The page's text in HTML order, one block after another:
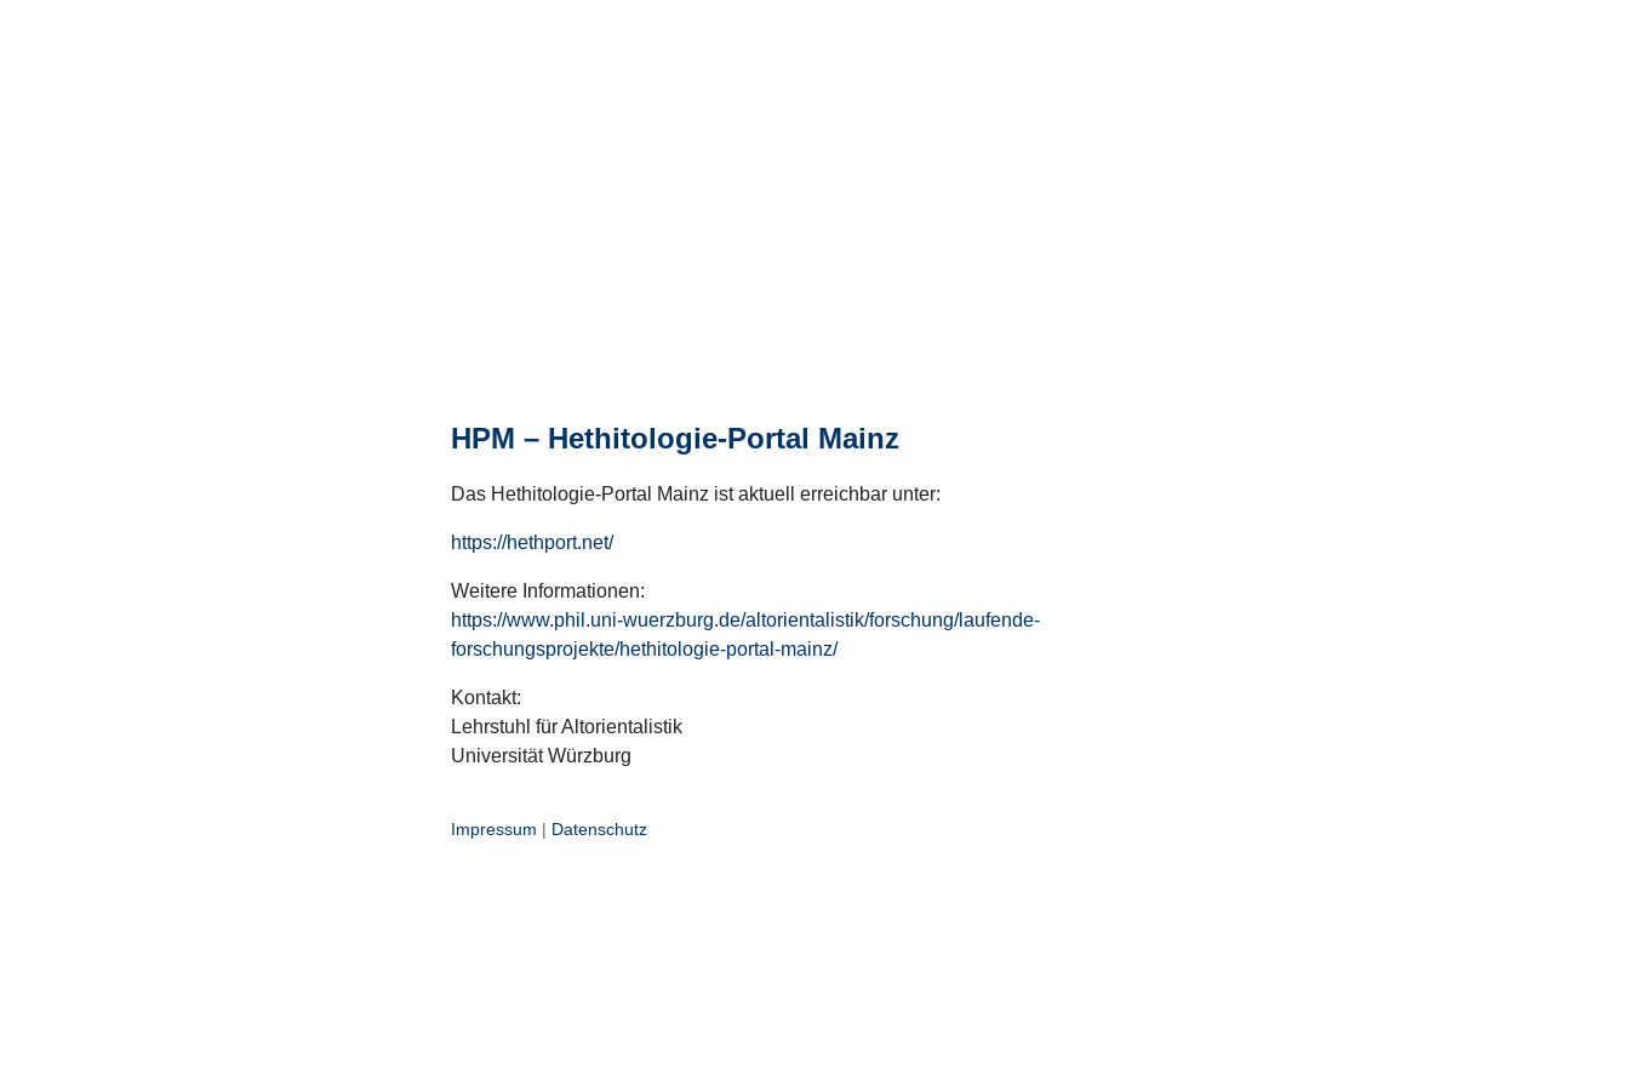
HPM – Hethitologie-Portal Mainz
Das Hethitologie-Portal Mainz ist aktuell erreichbar unter:
https://hethport.net/
Weitere Informationen:
https://www.phil.uni-wuerzburg.de/altorientalistik/forschung/laufende-
forschungsprojekte/hethitologie-portal-mainz/
Kontakt:
Lehrstuhl für Altorientalistik
Universität Würzburg
Impressum | Datenschutz